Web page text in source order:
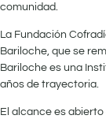
comunidad.
La Fundación
Bariloche, que se
Bariloche es una
años de trayectoria.
El alcance es